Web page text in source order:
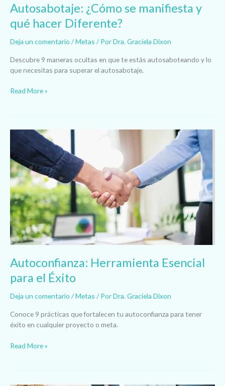
Autosabotaje: ¿Cómo se manifiesta y
qué hacer Diferente?
Deja un comentario /Metas / PorDra. Graciela Dixon
Descubre 9 maneras ocultas en que te estás autosaboteando y lo
que necesitas para superar el autosabotaje.
Read More »
Autoconfianza: Herramienta Esencial
para el Éxito
Deja un comentario /Metas / PorDra. Graciela Dixon
Conoce 9 prácticas que fortalecen tu autoconfianza para tener
éxito en cualquier proyecto o meta.
Autoconfianza:
Herramienta
Esencial
para
el
Éxito
Read More »